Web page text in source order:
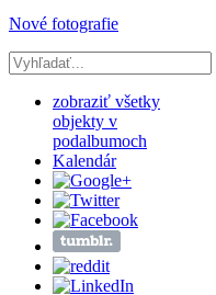
Nové fotografie
zobraziť všetky
objekty v
podalbumoch
Kalendár